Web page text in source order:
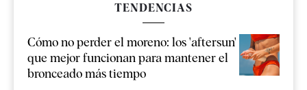
TENDENCIAS
Cómo no perder el moreno: los 'aftersun'
que mejor funcionan para mantener el
bronceado más tiempo